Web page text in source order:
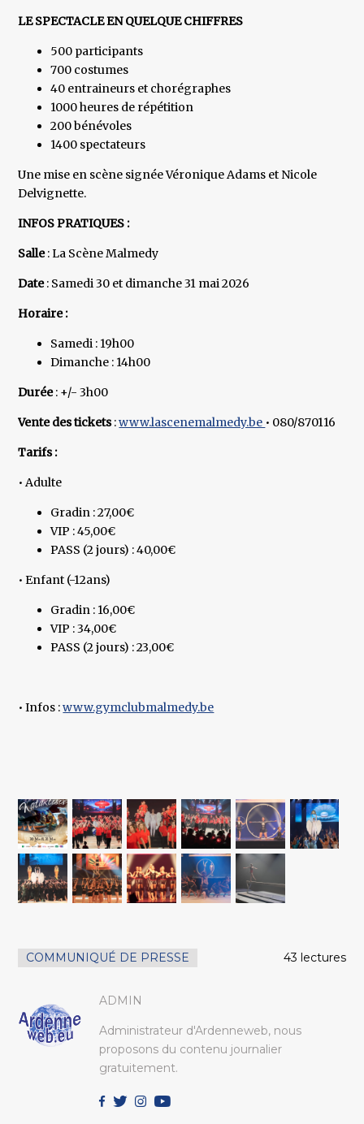
LE SPECTACLE EN QUELQUE CHIFFRES
500 participants
700 costumes
40 entraineurs et chorégraphes
1000 heures de répétition
200 bénévoles
1400 spectateurs
Une mise en scène signée Véronique Adams et Nicole
Delvignette.
INFOS PRATIQUES :
Salle: La Scène Malmedy
Date: Samedi 30 et dimanche 31 mai 2026
Horaire :
Samedi : 19h00
Dimanche : 14h00
Durée: +/- 3h00
Vente des tickets:www.lascenemalmedy.be • 080/870116
Tarifs :
• Adulte
Gradin : 27,00€
VIP : 45,00€
PASS (2 jours) : 40,00€
• Enfant (-12ans)
Gradin : 16,00€
VIP : 34,00€
PASS (2 jours) : 23,00€
• Infos :www.gymclubmalmedy.be
COMMUNIQUÉ DE PRESSE 43 lectures
ADMIN
Administrateur d'Ardenneweb, nous
proposons du contenu journalier
gratuitement.